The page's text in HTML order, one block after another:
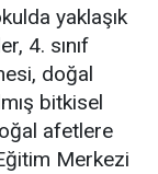
yaklaşık
4. sınıf
doğal
bitkisel
afetlere
Merkezi